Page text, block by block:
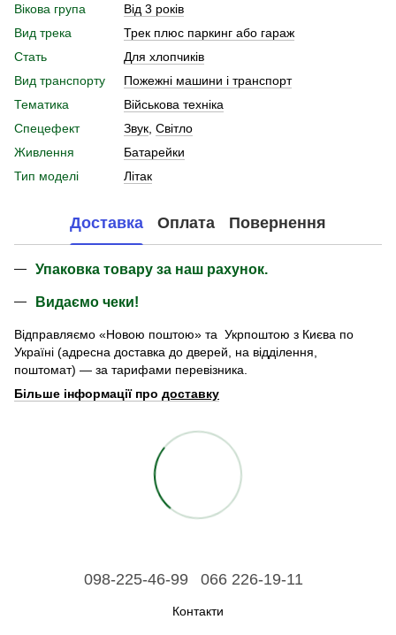
Вікова група
Від 3 років
Вид трека
Трек плюс паркинг або гараж
Стать
Для хлопчиків
Вид транспорту
Пожежні машини і транспорт
Тематика
Військова техніка
Спецефект
Звук Світло
Живлення
Батарейки
Тип моделі
Літак
Доставка Оплата Повернення
Упаковка товару за наш рахунок.
Видаємо чеки!
Відправляємо «Новою поштою» та Укрпоштою з Києва по
Україні (адресна доставка до дверей, на відділення,
поштомат) — за тарифами перевізника.
Більше інформації про доставку
098-225-46-99 066 226-19-11
Контакти